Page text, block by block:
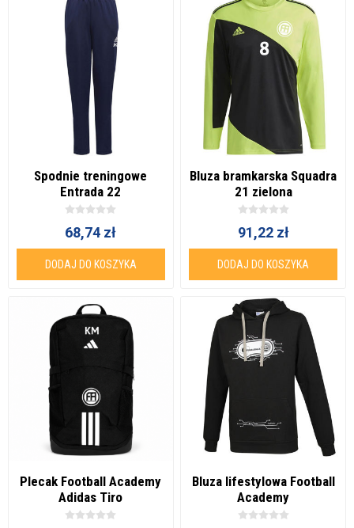
Spodnie treningowe
Entrada 22
68,74 zł
DODAJ DO KOSZYKA
Bluza bramkarska Squadra
21 zielona
91,22 zł
DODAJ DO KOSZYKA
Plecak Football Academy
Adidas Tiro
Bluza lifestylowa Football
Academy